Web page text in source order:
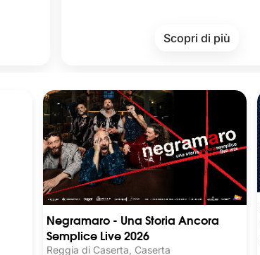
Negramaro - Una Storia Ancora
Semplice Live 2026
Reggia di Caserta, Caserta
Scopri di più